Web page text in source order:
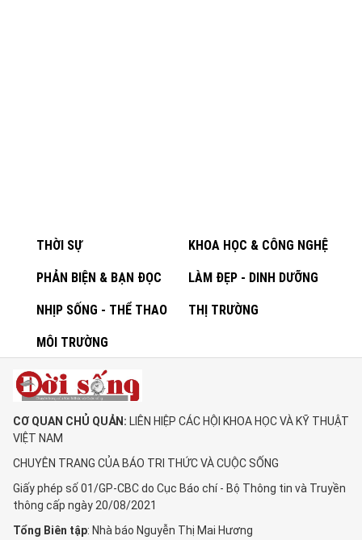
THỜI SỰ KHOA HỌC & CÔNG NGHỆ
PHẢN BIỆN & BẠN ĐỌC LÀM ĐẸP - DINH DƯỠNG
NHỊP SỐNG - THỂ THAO THỊ TRƯỜNG
MÔI TRƯỜNG
CƠ QUAN CHỦ QUẢN: LIÊN HIỆP CÁC HỘI KHOA HỌC VÀ KỸ THUẬT
VIỆT NAM
CHUYÊN TRANG CỦA BÁO TRI THỨC VÀ CUỘC SỐNG
Giấy phép số 01/GP-CBC do Cục Báo chí - Bộ Thông tin và Truyền
thông cấp ngày 20/08/2021
Tổng Biên tập: Nhà báo Nguyễn Thị Mai Hương